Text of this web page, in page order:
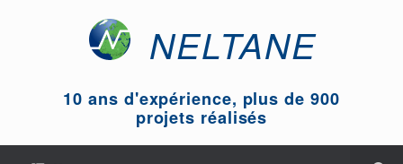
NELTANE
10 ans d'expérience, plus de 900
projets réalisés